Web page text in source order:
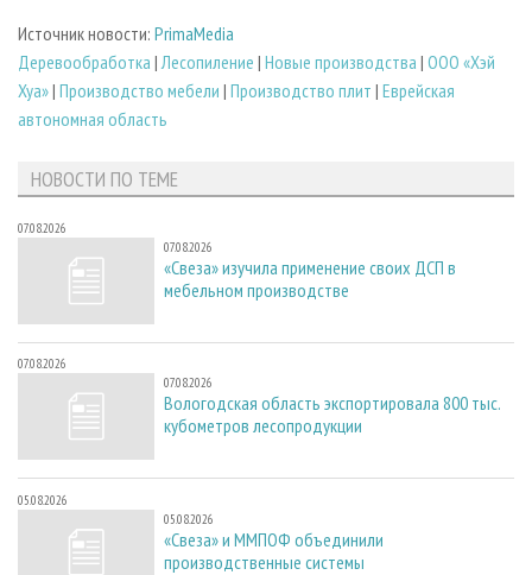
Источник новости: PrimaMedia
Деревообработка |Лесопиление | Новые производства | ООО «Хэй
Хуа»| Производство мебели | Производство плит | Еврейская
автономная область
НОВОСТИ ПО ТЕМЕ
07.08.2026
07.08.2026
«Свеза» изучила применение своих ДСП в
мебельном производстве
07.08.2026
07.08.2026
Вологодская область экспортировала 800 тыс.
кубометров лесопродукции
05.08.2026
05.08.2026
«Свеза» и ММПОФ объединили
производственные системы